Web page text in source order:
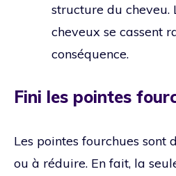
structure du cheveu.
cheveux se cassent
conséquence.
Fini les pointes
Les pointes fourchues sont
ou à réduire. En fait, la